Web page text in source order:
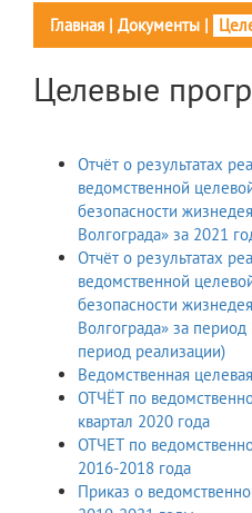
Главная | Документы |
Целевые
Отчёт о результатах
ведомственной
безопасности
Волгограда» за 2021
Отчёт о результатах
ведомственной
безопасности
Волгограда» за
период реализации)
Ведомственная
ОТЧЁТ по
квартал 2020 года
ОТЧЕТ по
2016-2018 года
Приказ о